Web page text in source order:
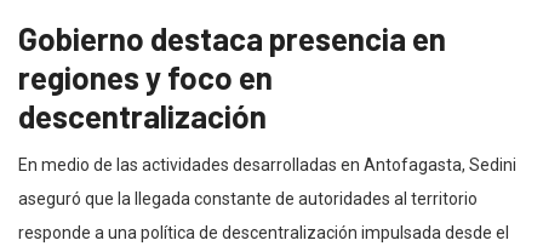
Gobierno destaca presencia en
regiones y foco en
descentralización
En medio de las actividades desarrolladas en Antofagasta, Sedini
aseguró que la llegada constante de autoridades al territorio
responde a una política de descentralización impulsada desde el